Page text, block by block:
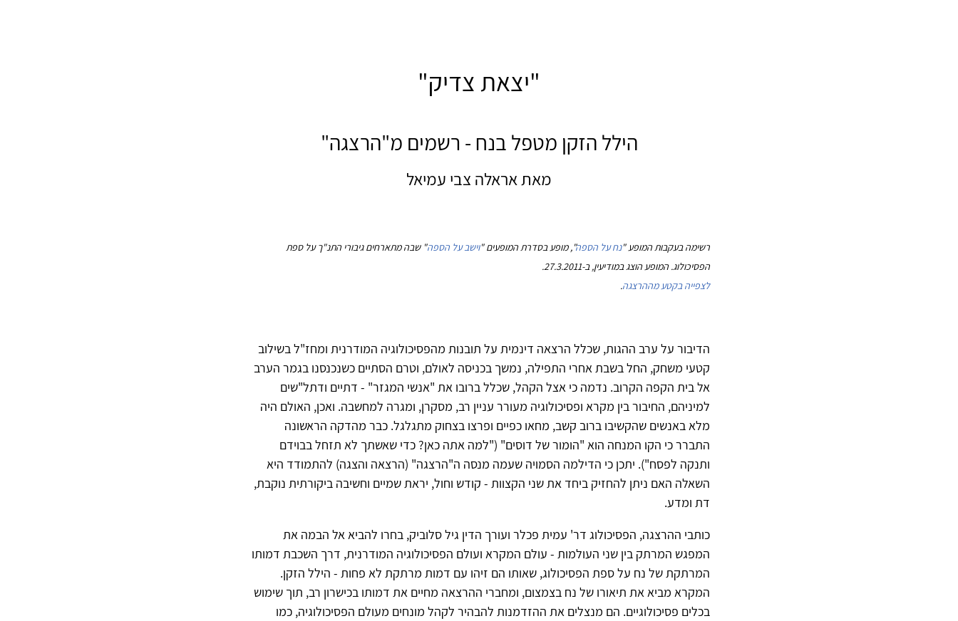
"יצאת צדיק"
הילל הזקן מטפל בנח - רשמים מ"הרצגה"
מאת אראלה צבי עמיאל
רשימה בעקבות המופע "נח על הספה", מופע בסדרת המופעים "וישב על הספה" שבה מתארחים גיבורי התנ"ך על ספת
הפסיכולוג. המופע הוצג במודיעין, ב-27.3.2011.
לצפייה בקטע מההרצגה.
הדיבור על ערב ההגות, שכלל הרצאה דינמית על תובנות מהפסיכולוגיה המודרנית ומחז"ל בשילוב
קטעי משחק, החל בשבת אחרי התפילה, נמשך בכניסה לאולם, וטרם הסתיים כשנכנסנו בגמר הערב
אל בית הקפה הקרוב. נדמה כי אצל הקהל, שכלל ברובו את "אנשי המגזר" - דתיים ודתל"שים
למיניהם, החיבור בין מקרא ופסיכולוגיה מעורר עניין רב, מסקרן, ומגרה למחשבה. ואכן, האולם היה
מלא באנשים שהקשיבו ברוב קשב, מחאו כפיים ופרצו בצחוק מתגלגל. כבר מהדקה הראשונה
התברר כי הקו המנחה הוא "הומור של דוסים" ("למה אתה כאן? כדי שאשתך לא תזחל בבוידם
ותנקה לפסח"). יתכן כי הדילמה הסמויה שעמה מנסה ה"הרצגה" (הרצאה והצגה) להתמודד היא
השאלה האם ניתן להחזיק ביחד את שני הקצוות - קודש וחול, יראת שמיים וחשיבה ביקורתית נוקבת,
דת ומדע.
כותבי ההרצגה, הפסיכולוג דר' עמית פכלר ועורך הדין גיל סלוביק, בחרו להביא אל הבמה את
המפגש המרתק בין שני העולמות - עולם המקרא ועולם הפסיכולוגיה המודרנית, דרך השכבת דמותו
המרתקת של נח על ספת הפסיכולוג, שאותו הם זיהו עם דמות מרתקת לא פחות - הילל הזקן.
המקרא מביא את תיאורו של נח בצמצום, ומחברי ההרצאה מחיים את דמותו בכישרון רב, תוך שימוש
בכלים פסיכולוגיים. הם מנצלים את ההזדמנות להבהיר לקהל מונחים מעולם הפסיכולוגיה, כמו